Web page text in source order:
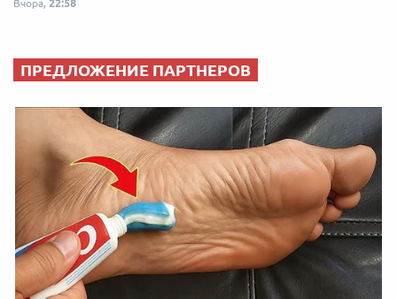
Вчора, 22:58
ПРЕДЛОЖЕНИЕ ПАРТНЕРОВ